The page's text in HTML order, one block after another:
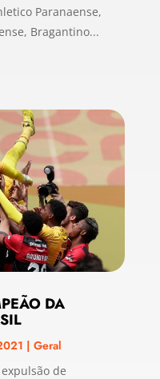
Paranaense,
Bragantino...
DA
| Geral
de